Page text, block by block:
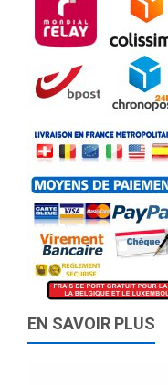
EN SAVOIR PLUS